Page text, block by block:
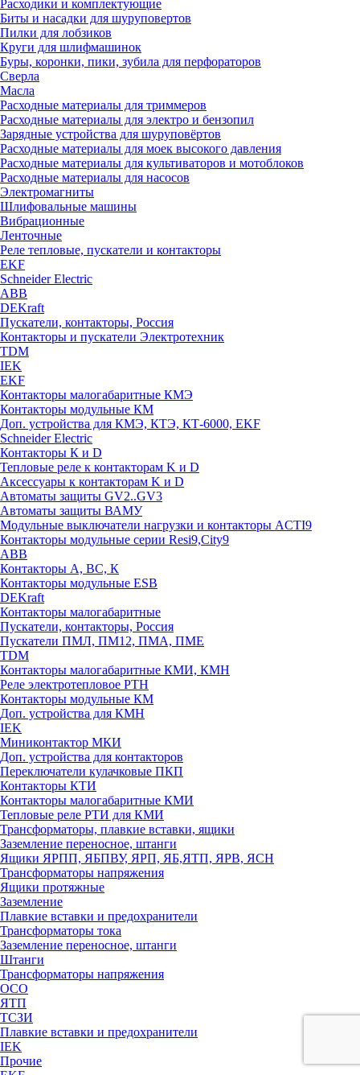
Расходики и комплектующие
Биты и насадки для шуруповертов
Пилки для лобзиков
Круги для шлифмашинок
Буры, коронки, пики, зубила для перфораторов
Сверла
Масла
Расходные материалы для триммеров
Расходные материалы для электро и бензопил
Зарядные устройства для шуруповёртов
Расходные материалы для моек высокого давления
Расходные материалы для культиваторов и мотоблоков
Расходные материалы для насосов
Электромагниты
Шлифовальные машины
Вибрационные
Ленточные
Реле тепловые, пускатели и контакторы
EKF
Schneider Electric
ABB
DEKraft
Пускатели, контакторы, Россия
Контакторы и пускатели Электротехник
TDM
IEK
EKF
Контакторы малогабаритные КМЭ
Контакторы модульные КМ
Доп. устройства для КМЭ, КТЭ, КТ-6000, EKF
Schneider Electric
Контакторы К и D
Тепловые реле к контакторам K и D
Аксессуары к контакторам K и D
Автоматы защиты GV2..GV3
Автоматы защиты ВАМУ
Модульные выключатели нагрузки и контакторы ACTI9
Контакторы модульные серии Resi9,City9
ABB
Контакторы А, ВС, К
Контакторы модульные ESB
DEKraft
Контакторы малогабаритные
Пускатели, контакторы, Россия
Пускатели ПМЛ, ПМ12, ПМА, ПМЕ
TDM
Контакторы малогабаритные КМИ, КМН
Реле электротепловое РТН
Контакторы модульные КМ
Доп. устройства для КМН
IEK
Миниконтактор МКИ
Доп. устройства для контакторов
Переключатели кулачковые ПКП
Контакторы КТИ
Контакторы малогабаритные КМИ
Тепловые реле РTИ для КМИ
Трансформаторы, плавкие вставки, ящики
Заземление переносное, штанги
Ящики ЯРПП, ЯБПВУ, ЯРП, ЯБ,ЯТП, ЯРВ, ЯСН
Трансформаторы напряжения
Ящики протяжные
Заземление
Плавкие вставки и предохранители
Трансформаторы тока
Заземление переносное, штанги
Штанги
Трансформаторы напряжения
ОСО
ЯТП
ТСЗИ
Плавкие вставки и предохранители
IEK
Прочие